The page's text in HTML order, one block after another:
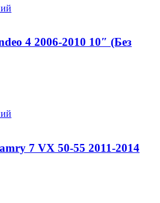
4 2006-2010 10″ (Без
7 VX 50-55 2011-2014